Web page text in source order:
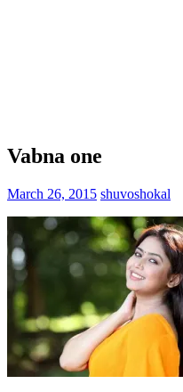
Vabna one
March 26, 2015 shuvoshokal